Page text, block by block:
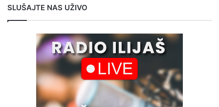
SLUŠAJTE NAS UŽIVO